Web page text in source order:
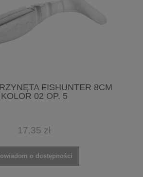
FISHUNTER 8CM
KOLOR 02 OP. 5
17,35 zł
o dostępności